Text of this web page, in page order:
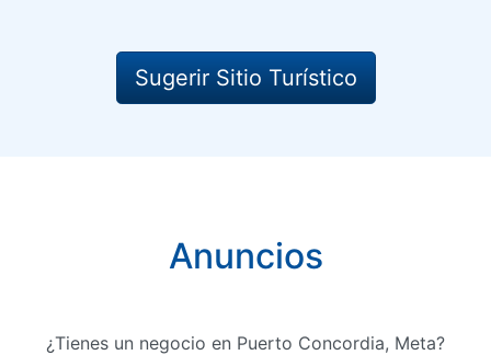
Sugerir Sitio Turístico
Anuncios
¿Tienes un negocio en Puerto Concordia, Meta?